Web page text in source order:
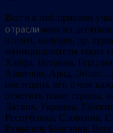
Всего в ней приняли
отрасли многих
отелей, кибуцев, др.
муниципалитеты таких
Хайфа, Нетания,
Ашкелон, Арад,
последних лет, о чем
отметить такие страны,
Латвия, Украина,
Республика, Словения,
Румыния, Болгария,